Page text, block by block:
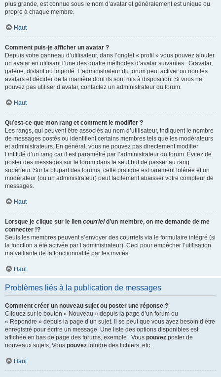
plus grande, est connue sous le nom d’avatar et généralement est unique ou
propre à chaque membre.
Haut
Comment puis-je afficher un avatar ?
Depuis votre panneau d’utilisateur, dans l’onglet « profil » vous pouvez ajouter
un avatar en utilisant l’une des quatre méthodes d’avatar suivantes : Gravatar,
galerie, distant ou importé. L’administrateur du forum peut activer ou non les
avatars et décider de la manière dont ils sont mis à disposition. Si vous ne
pouvez pas utiliser d’avatar, contactez un administrateur du forum.
Haut
Qu’est-ce que mon rang et comment le modifier ?
Les rangs, qui peuvent être associés au nom d’utilisateur, indiquent le nombre
de messages postés ou identifient certains membres tels que les modérateurs
et administrateurs. En général, vous ne pouvez pas directement modifier
l’intitulé d’un rang car il est paramétré par l’administrateur du forum. Évitez de
poster des messages sur le forum dans le seul but de passer au rang
supérieur. Sur la plupart des forums, cette pratique est rarement tolérée et un
modérateur (ou un administrateur) peut facilement abaisser votre compteur de
messages.
Haut
Lorsque je clique sur le lien courrield’un membre, on me demande de me
connecter !?
Seuls les membres peuvent s’envoyer des courriels via le formulaire intégré (si
la fonction a été activée par l’administrateur). Ceci pour empêcher l’utilisation
malveillante de la fonctionnalité par les invités.
Haut
Problèmes liés à la publication de messages
Comment créer un nouveau sujet ou poster une réponse ?
Cliquez sur le bouton « Nouveau » depuis la page d’un forum ou
« Répondre » depuis la page d’un sujet. Il se peut que vous ayez besoin d’être
enregistré pour écrire un message. Une liste des options disponibles est
affichée en bas de page des forums, exemple : Vous pouvez poster de
nouveaux sujets, Vous pouvez joindre des fichiers, etc.
Haut